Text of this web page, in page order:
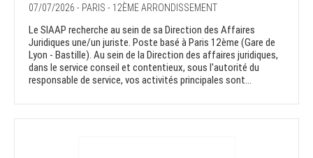
07/07/2026 - PARIS - 12ÈME ARRONDISSEMENT
Le SIAAP recherche au sein de sa Direction des Affaires
Juridiques une/un juriste. Poste basé à Paris 12ème (Gare de
Lyon - Bastille). Au sein de la Direction des affaires juridiques,
dans le service conseil et contentieux, sous l'autorité du
responsable de service, vos activités principales sont...